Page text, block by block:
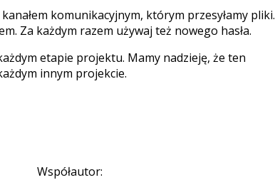
komunikacyjnym, którym przesyłamy pliki.
Za każdym razem używaj też nowego hasła.
etapie projektu. Mamy nadzieję, że ten
innym projekcie.
Współautor: